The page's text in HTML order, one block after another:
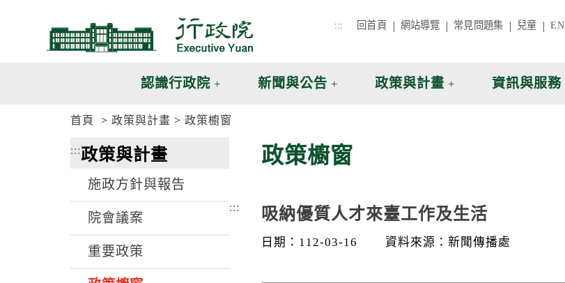
::: 回首頁 網站導覽 常見問題集 兒童 EN
認識行政院 新聞與公告 政策與計畫 資訊與服務
首頁 政策與計畫 政策櫥窗
:::政策與計畫
施政方針與報告
院會議案
重要政策
政策櫥窗
::: 吸納優質人才來臺工作及生活
日期：112-03-16 資料來源：新聞傳播處